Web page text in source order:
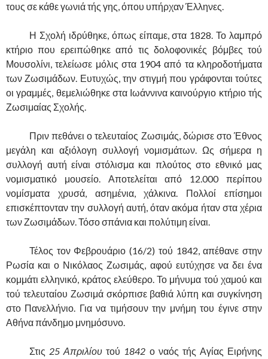
τους σε κάθε γωνιά τής γης, όπου υπήρχαν Έλληνες.
Η Σχολή ιδρύθηκε, όπως είπαμε, στα 1828. Το λαμπρό
κτήριο που ερειπώθηκε από τις δολοφονικές βόμβες τού
Μουσολίνι, τελείωσε μόλις στα 1904 από τα κληροδοτήματα
των Ζωσιμάδων. Ευτυχώς, την στιγμή που γράφονται τούτες
οι γραμμές, θεμελιώθηκε στα Ιωάννινα καινούργιο κτήριο τής
Ζωσιμαίας Σχολής.
Πριν πεθάνει ο τελευταίος Ζωσιμάς, δώρισε στο Έθνος
μεγάλη και αξιόλογη συλλογή νομισμάτων. Ως σήμερα η
συλλογή αυτή είναι στόλισμα και πλούτος στο εθνικό μας
νομισματικό μουσείο. Αποτελείται από 12.000 περίπου
νομίσματα χρυσά, ασημένια, χάλκινα. Πολλοί επίσημοι
επισκέπτονταν την συλλογή αυτή, όταν ακόμα ήταν στα χέρια
των Ζωσιμάδων. Τόσο σπάνια και πολύτιμη είναι.
Τέλος τον Φεβρουάριο (16/2) τού 1842, απέθανε στην
Ρωσία και ο Νικόλαος Ζωσιμάς, αφού ευτύχησε να δει ένα
κομμάτι ελληνικό, κράτος ελεύθερο. Το μήνυμα τού χαμού και
τού τελευταίου Ζωσιμά σκόρπισε βαθιά λύπη και συγκίνηση
στο Πανελλήνιο. Για να τιμήσουν την μνήμη του έγινε στην
Αθήνα πάνδημο μνημόσυνο.
Στις 25 Απριλίου τού 1842 ο ναός τής Αγίας Ειρήνης